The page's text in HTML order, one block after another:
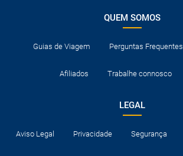
QUEM SOMOS
Guias de Viagem Perguntas Frequentes
Afiliados Trabalhe connosco
LEGAL
Aviso Legal Privacidade Segurança